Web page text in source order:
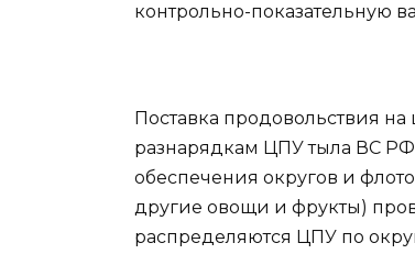
контрольно-показательную
Поставка продовольствия
разнарядкам ЦПУ тыла ВС
обеспечения округов и
другие овощи и фрукты)
распределяются ЦПУ по